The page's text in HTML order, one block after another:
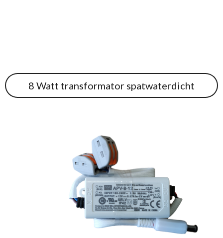
8 Watt transformator spatwaterdicht